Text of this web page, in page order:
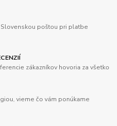
poštou pri platbe
zákazníkov hovoria za všetko
vieme čo vám ponúkame